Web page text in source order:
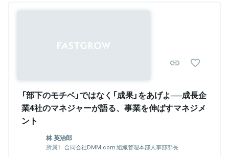
「部下のモチベ」ではなく「成果」をあげよ──成長企
業4社のマネジャーが語る、事業を伸ばすマネジメ
ント
林 英治郎
合同会社DMM.com 組織管理本部人事部部長